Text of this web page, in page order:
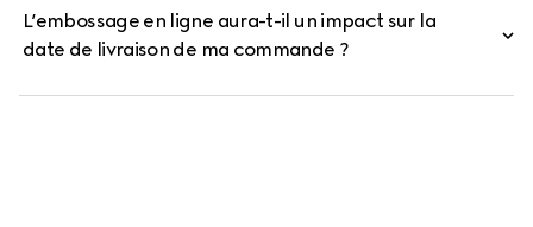
L’embossage en ligne aura-t-il un impact sur la
date de livraison de ma commande ?